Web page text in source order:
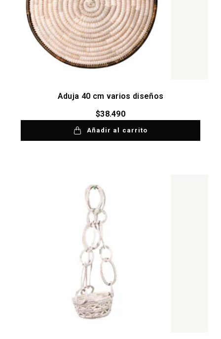
Aduja 40 cm varios diseños
$38.490
Añadir al carrito